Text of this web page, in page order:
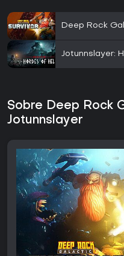
Deep Rock
Jotunnslayer:
Sobre Deep Rock
Jotunnslayer